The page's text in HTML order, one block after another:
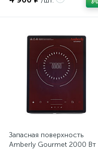
Запасная поверхность
Amberly Gourmet 2000 Вт